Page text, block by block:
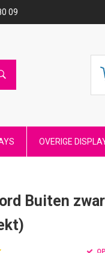
09
OVERIGE
Buiten